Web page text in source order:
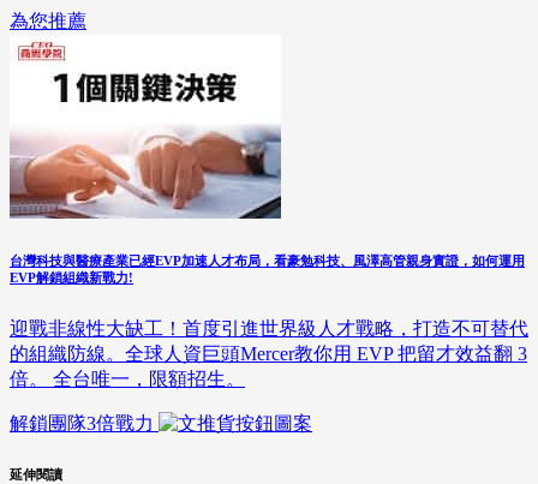
為您推薦
台灣科技與醫療產業已經EVP加速人才布局，看豪勉科技、風澤高管親身實證，如何運用
EVP解鎖組織新戰力!
迎戰非線性大缺工！首度引進世界級人才戰略，打造不可替代
的組織防線。全球人資巨頭Mercer教你用 EVP 把留才效益翻 3
倍。 全台唯一，限額招生。
解鎖團隊3倍戰力
延伸閱讀